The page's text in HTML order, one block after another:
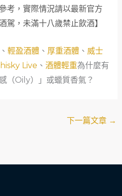
考，實際情況請以最新官方
駕，未滿十八歲禁止飲酒】
輕盈酒體、 厚重酒體、 威士
Live 、 酒體輕重為什麼有
（Oily）」或蠟質香氣？
下一篇文章 →